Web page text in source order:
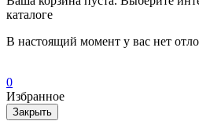
каталоге
В настоящий момент у вас нет
0
Избранное
Закрыть